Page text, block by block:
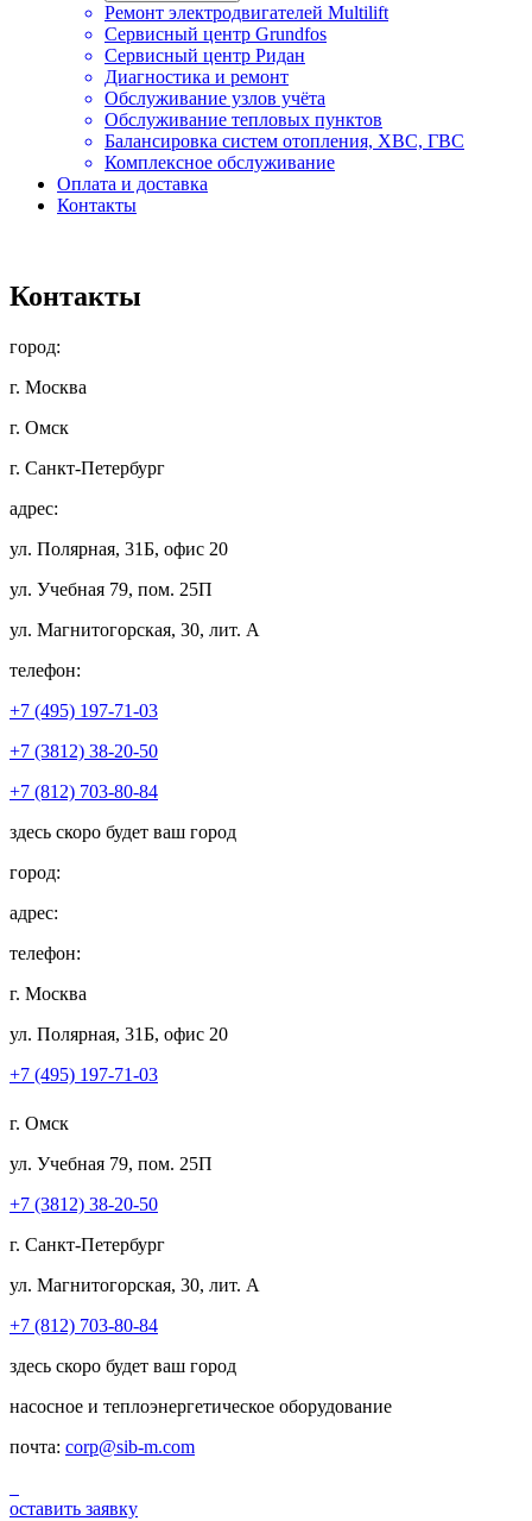
Ремонт электродвигателей Multilift
Сервисный центр Grundfos
Сервисный центр Ридан
Диагностика и ремонт
Обслуживание узлов учёта
Обслуживание тепловых пунктов
Балансировка систем отопления, ХВС, ГВС
Комплексное обслуживание
Оплата и доставка
Контакты
Контакты
город:
г. Москва
г. Омск
г. Санкт-Петербург
адрес:
ул. Полярная, 31Б, офис 20
ул. Учебная 79, пом. 25П
ул. Магнитогорская, 30, лит. А
телефон:
+7 (495) 197-71-03
+7 (3812) 38-20-50
+7 (812) 703-80-84
здесь скоро будет ваш город
город:
адрес:
телефон:
г. Москва
ул. Полярная, 31Б, офис 20
+7 (495) 197-71-03
г. Омск
ул. Учебная 79, пом. 25П
+7 (3812) 38-20-50
г. Санкт-Петербург
ул. Магнитогорская, 30, лит. А
+7 (812) 703-80-84
здесь скоро будет ваш город
насосное и теплоэнергетическое оборудование
почта: corp@sib-m.com
оставить заявку